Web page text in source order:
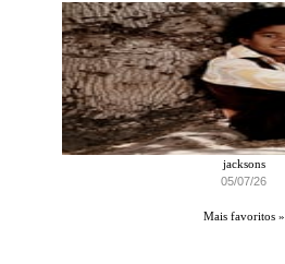
jacksons
05/07/26
Mais favoritos »